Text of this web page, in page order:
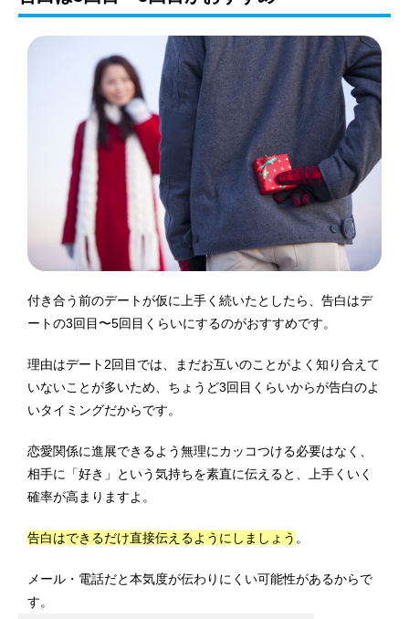
付き合う前のデートが仮に上手く続いたとしたら、告白はデ
ートの3回目〜5回目くらいにするのがおすすめです。
理由はデート2回目では、まだお互いのことがよく知り合えて
いないことが多いため、ちょうど3回目くらいからが告白のよ
いタイミングだからです。
恋愛関係に進展できるよう無理にカッコつける必要はなく、
相手に「好き」という気持ちを素直に伝えると、上手くいく
確率が高まりますよ。
告白はできるだけ直接伝えるようにしましょう 。
メール・電話だと本気度が伝わりにくい可能性があるからで
す。